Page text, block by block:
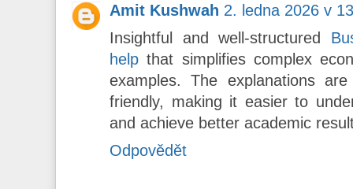
Amit Kushwah 2. ledna 2026 v
Insightful and well-structured
help that simplifies complex
examples. The explanations
friendly, making it easier to
and achieve better academic
Odpovědět